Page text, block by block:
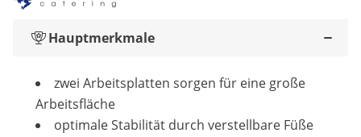
Hauptmerkmale
zwei Arbeitsplatten sorgen für eine große
Arbeitsfläche
optimale Stabilität durch verstellbare Füße